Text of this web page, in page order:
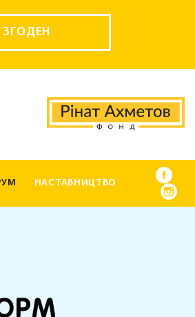
ЗГОДЕН
НАСТАВНИЦТВО